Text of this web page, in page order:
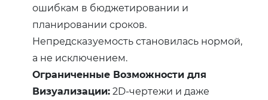
ошибкам в бюджетировании и
планировании сроков.
Непредсказуемость становилась нормой,
а не исключением.
Ограниченные Возможности для
Визуализации:2D-чертежи и даже